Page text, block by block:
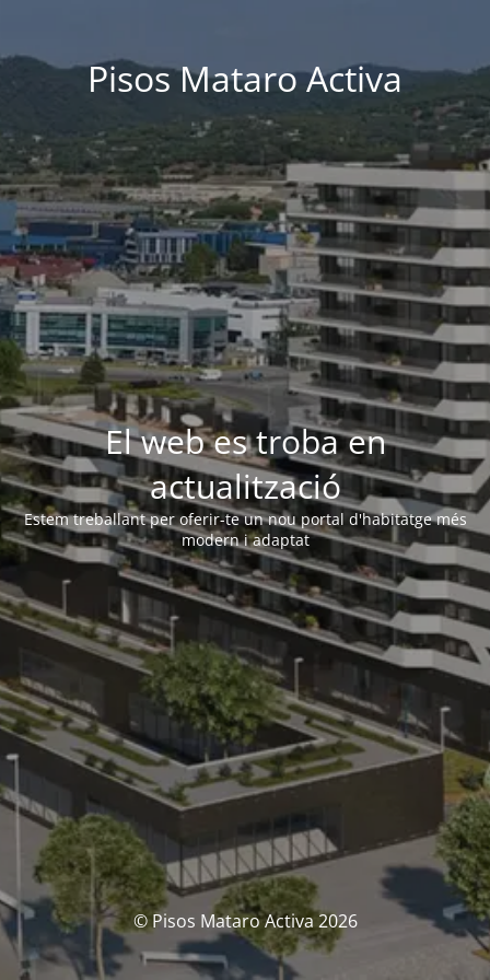
Pisos Mataro Activa
El web es troba en
actualització
Estem treballant per oferir-te un nou portal d'habitatge més
modern i adaptat
© Pisos Mataro Activa 2026